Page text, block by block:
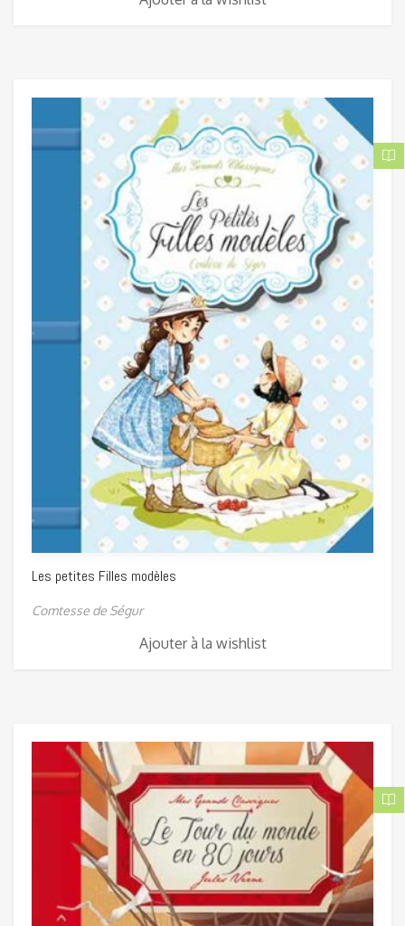
Les petites Filles modèles
Comtesse de Ségur
Ajouter à la wishlist